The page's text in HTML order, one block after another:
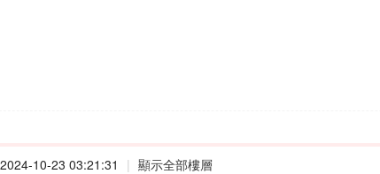
10-23 03:21:31 | 顯示全部樓層